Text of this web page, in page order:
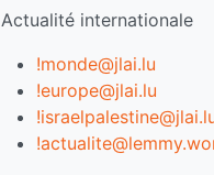
Actualité internationale
!monde@jlai.lu
!europe@jlai.lu